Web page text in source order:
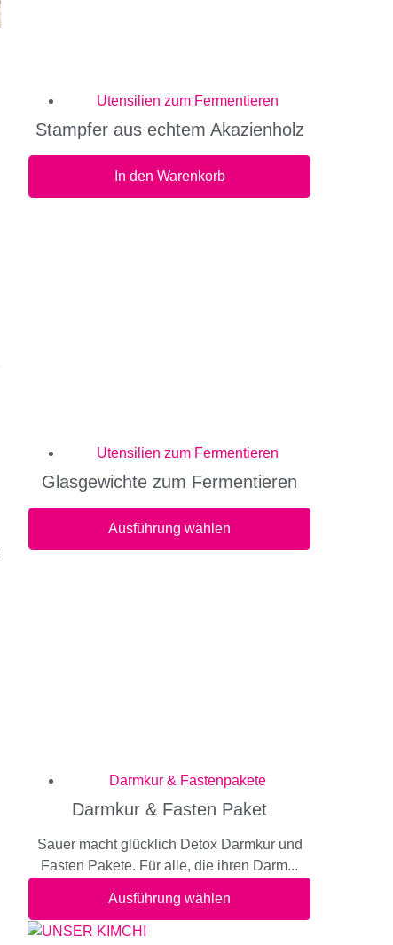
Utensilien zum Fermentieren
Stampfer aus echtem Akazienholz
In den Warenkorb
Utensilien zum Fermentieren
Glasgewichte zum Fermentieren
Ausführung wählen
Darmkur & Fastenpakete
Darmkur & Fasten Paket
Sauer macht glücklich Detox Darmkur und
Fasten Pakete. Für alle, die ihren Darm...
Ausführung wählen